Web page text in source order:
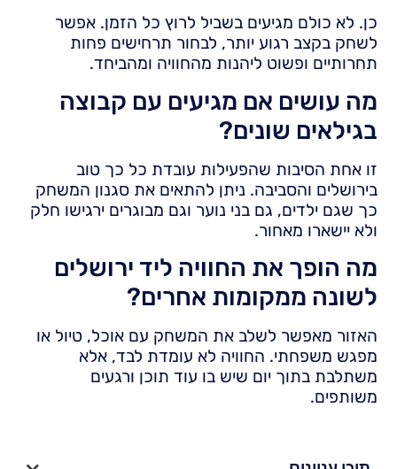
כן. לא כולם מגיעים בשביל לרוץ כל הזמן. אפשר
לשחק בקצב רגוע יותר, לבחור תרחישים פחות
תחרותיים ופשוט ליהנות מהחוויה ומהביחד.
מה עושים אם מגיעים עם קבוצה
בגילאים שונים?
זו אחת הסיבות שהפעילות עובדת כל כך טוב
בירושלים והסביבה. ניתן להתאים את סגנון המשחק
כך שגם ילדים, גם בני נוער וגם מבוגרים ירגישו חלק
ולא יישארו מאחור.
מה הופך את החוויה ליד ירושלים
לשונה ממקומות אחרים?
האזור מאפשר לשלב את המשחק עם אוכל, טיול או
מפגש משפחתי. החוויה לא עומדת לבד, אלא
משתלבת בתוך יום שיש בו עוד תוכן ורגעים
משותפים.